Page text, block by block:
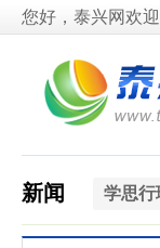
您好，泰兴网欢
新闻 学思行